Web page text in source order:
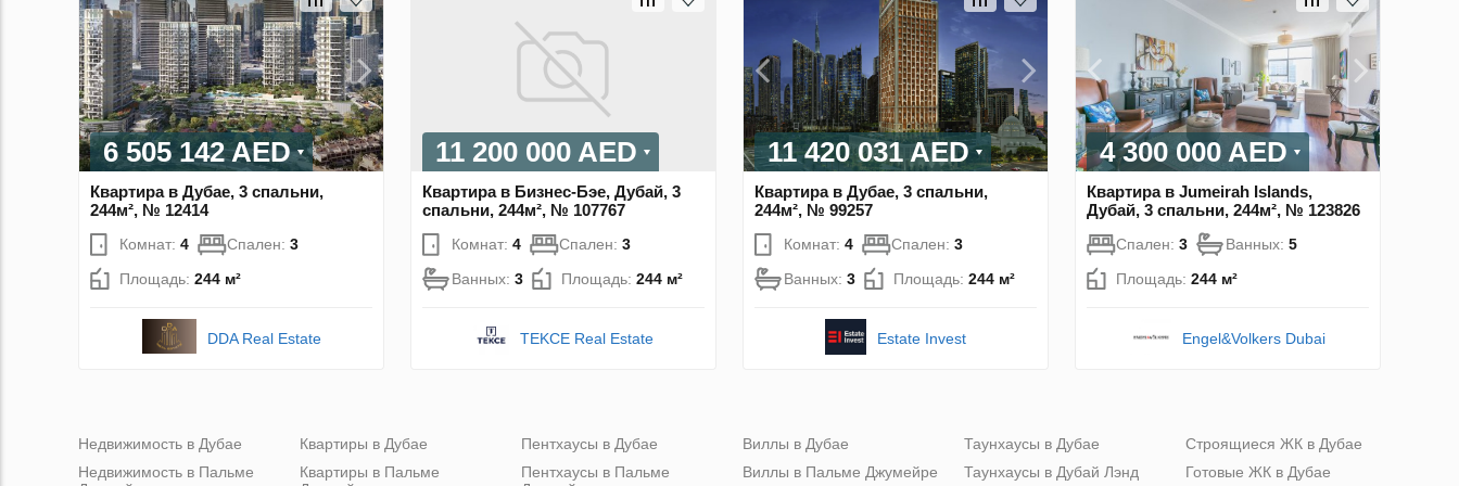
6 505 142 AED
Квартира в Дубае, 3 спальни,
244м², № 12414
Комнат: 4 Спален: 3
Площадь: 244 м²
DDA Real Estate
11 200 000 AED
Квартира в Бизнес-Бэе, Дубай, 3
спальни, 244м², № 107767
Комнат: 4 Спален: 3
Ванных: 3 Площадь: 244 м²
TEKCE Real Estate
11 420 031 AED
Квартира в Дубае, 3 спальни,
244м², № 99257
Комнат: 4 Спален: 3
Ванных: 3 Площадь: 244 м²
Estate Invest
4 300 000 AED
Квартира в Jumeirah Islands,
Дубай, 3 спальни, 244м², № 123826
Спален: 3 Ванных: 5
Площадь: 244 м²
Engel&Volkers Dubai
Недвижимость в Дубае
Недвижимость в Пальме
Квартиры в Дубае
Квартиры в Пальме
Пентхаусы в Дубае
Пентхаусы в Пальме
Виллы в Дубае
Виллы в Пальме Джумейре
Таунхаусы в Дубае
Таунхаусы в Дубай Лэнд
Строящиеся ЖК в Дубае
Готовые ЖК в Дубае